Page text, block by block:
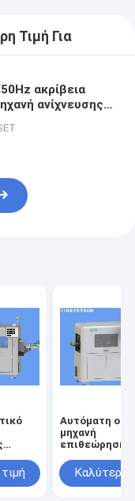
Τιμή Για
ακρίβεια
ανίχνευσης
ελέγχου
Αυτόματη
μηχανή
επιθεώρησης
ατέλειας
επιφάνειας
Καλύτερη